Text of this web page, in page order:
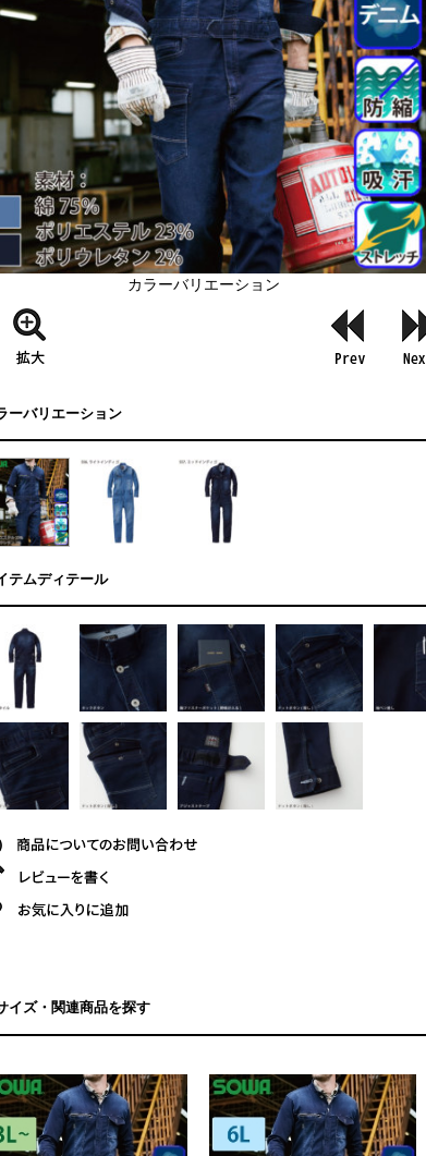
カラーバリエーション
ーバリエーション
テムディテール
イズ・関連商品を探す